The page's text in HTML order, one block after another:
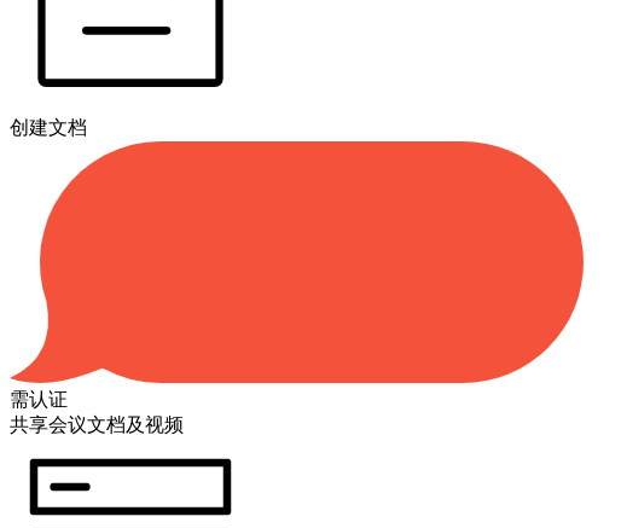
创建文档
需认证
共享会议文档及视频